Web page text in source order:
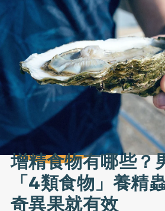
增精食物有哪些？
「4類食物」養精
奇異果就有效